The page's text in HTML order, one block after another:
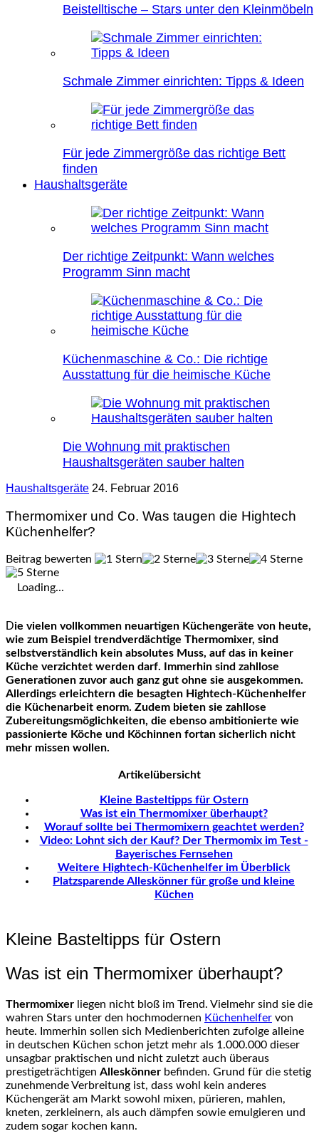
Beistelltische – Stars unter den Kleinmöbeln
Schmale Zimmer einrichten: Tipps & Ideen
Für jede Zimmergröße das richtige Bett
finden
Haushaltsgeräte
Der richtige Zeitpunkt: Wann welches
Programm Sinn macht
Küchenmaschine & Co.: Die richtige
Ausstattung für die heimische Küche
Die Wohnung mit praktischen
Haushaltsgeräten sauber halten
Haushaltsgeräte 24. Februar 2016
Thermomixer und Co. Was taugen die Hightech
Küchenhelfer?
Beitrag bewerten
Loading...
Die vielen vollkommen neuartigen Küchengeräte von heute,
wie zum Beispiel trendverdächtige Thermomixer, sind
selbstverständlich kein absolutes Muss, auf das in keiner
Küche verzichtet werden darf. Immerhin sind zahllose
Generationen zuvor auch ganz gut ohne sie ausgekommen.
Allerdings erleichtern die besagten Hightech-Küchenhelfer
die Küchenarbeit enorm. Zudem bieten sie zahllose
Zubereitungsmöglichkeiten, die ebenso ambitionierte wie
passionierte Köche und Köchinnen fortan sicherlich nicht
mehr missen wollen.
Artikelübersicht
Kleine Basteltipps für Ostern
Was ist ein Thermomixer überhaupt?
Worauf sollte bei Thermomixern geachtet werden?
Video: Lohnt sich der Kauf? Der Thermomix im Test -
Bayerisches Fernsehen
Weitere Hightech-Küchenhelfer im Überblick
Platzsparende Alleskönner für große und kleine
Küchen
Kleine Basteltipps für Ostern
Was ist ein Thermomixer überhaupt?
Thermomixer liegen nicht bloß im Trend. Vielmehr sind sie die
wahren Stars unter den hochmodernen Küchenhelfer von
heute. Immerhin sollen sich Medienberichten zufolge alleine
in deutschen Küchen schon jetzt mehr als 1.000.000 dieser
unsagbar praktischen und nicht zuletzt auch überaus
prestigeträchtigen Alleskönner befinden. Grund für die stetig
zunehmende Verbreitung ist, dass wohl kein anderes
Küchengerät am Markt sowohl mixen, pürieren, mahlen,
kneten, zerkleinern, als auch dämpfen sowie emulgieren und
zudem sogar kochen kann.